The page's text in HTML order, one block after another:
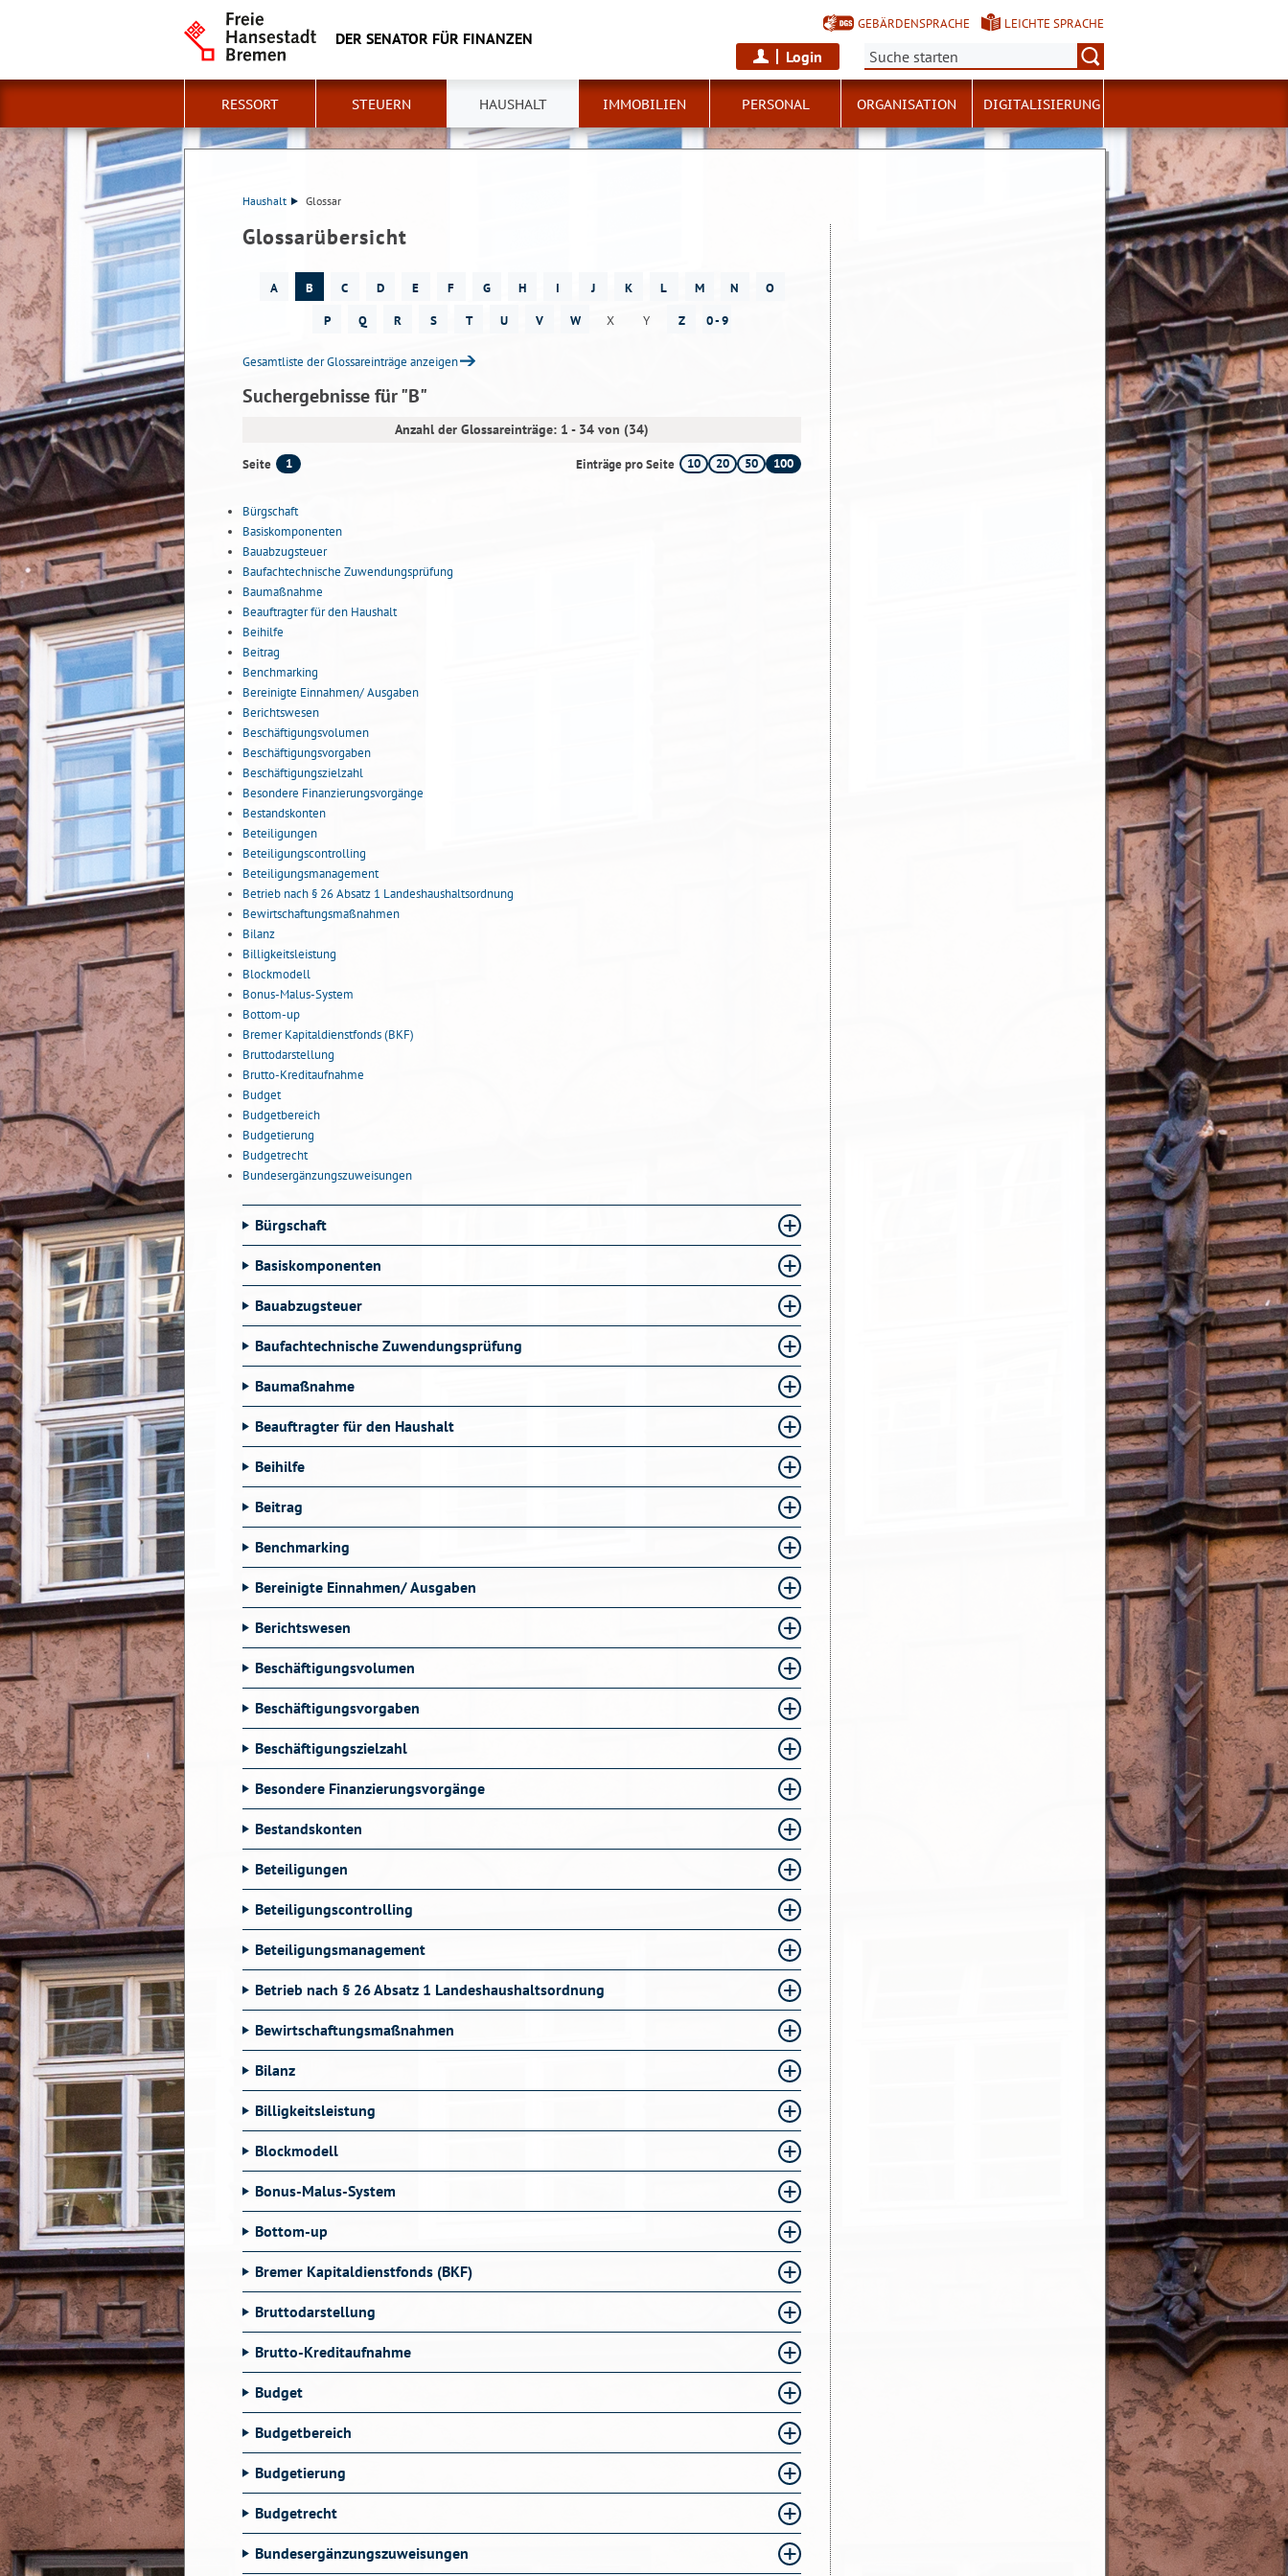
DER SENATOR FÜR FINANZEN
GEBÄRDENSPRACHE LEICHTE SPRACHE
Login Suche:
RESSORT STEUERN HAUSHALT IMMOBILIEN PERSONAL ORGANISATION DIGITALISIERUNG
Haushalt Glossar
Glossarübersicht
A B C D E F G H I J K L M N
O
P
Q R S T U V W X Y Z 0 - 9
Gesamtliste der Glossareinträge anzeigen
Suchergebnisse für "B"
Anzahl der Glossareinträge: 1 - 34 von (34)
Seite 1 Einträge pro Seite 10 20 50 100
Bürgschaft
Basiskomponenten
Bauabzugsteuer
Baufachtechnische Zuwendungsprüfung
Baumaßnahme
Beauftragter für den Haushalt
Beihilfe
Beitrag
Benchmarking
Bereinigte Einnahmen/ Ausgaben
Berichtswesen
Beschäftigungsvolumen
Beschäftigungsvorgaben
Beschäftigungszielzahl
Besondere Finanzierungsvorgänge
Bestandskonten
Beteiligungen
Beteiligungscontrolling
Beteiligungsmanagement
Betrieb nach § 26 Absatz 1 Landeshaushaltsordnung
Bewirtschaftungsmaßnahmen
Bilanz
Billigkeitsleistung
Blockmodell
Bonus-Malus-System
Bottom-up
Bremer Kapitaldienstfonds (BKF)
Bruttodarstellung
Brutto-Kreditaufnahme
Budget
Budgetbereich
Budgetierung
Budgetrecht
Bundesergänzungszuweisungen
Bürgschaft
Basiskomponenten
Bauabzugsteuer
Baufachtechnische Zuwendungsprüfung
Baumaßnahme
Beauftragter für den Haushalt
Beihilfe
Beitrag
Benchmarking
Bereinigte Einnahmen/ Ausgaben
Berichtswesen
Beschäftigungsvolumen
Beschäftigungsvorgaben
Beschäftigungszielzahl
Besondere Finanzierungsvorgänge
Bestandskonten
Beteiligungen
Beteiligungscontrolling
Beteiligungsmanagement
Betrieb nach § 26 Absatz 1 Landeshaushaltsordnung
Bewirtschaftungsmaßnahmen
Bilanz
Billigkeitsleistung
Blockmodell
Bonus-Malus-System
Bottom-up
Bremer Kapitaldienstfonds (BKF)
Bruttodarstellung
Brutto-Kreditaufnahme
Budget
Budgetbereich
Budgetierung
Budgetrecht
Bundesergänzungszuweisungen